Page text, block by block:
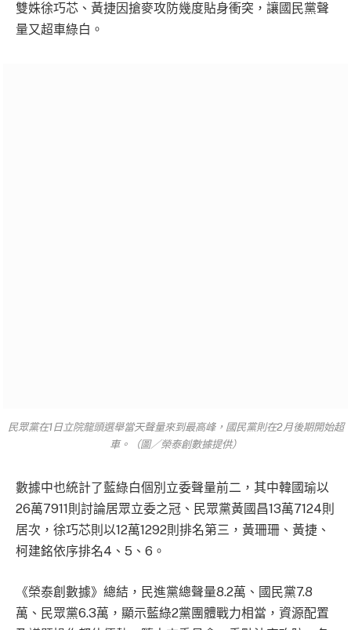
雙姝徐巧芯、黃捷因搶麥攻防幾度貼身衝突，讓國民黨聲
量又超車綠白。
民眾黨在1日立院龍頭選舉當天聲量來到最高峰，國民黨則在2月後期開始超
車。（圖／榮泰創數據提供）
數據中也統計了藍綠白個別立委聲量前二，其中韓國瑜以
26萬7911則討論居眾立委之冠、民眾黨黃國昌13萬7124則
居次，徐巧芯則以12萬1292則排名第三，黃珊珊、黃捷、
柯建銘依序排名4、5、6。
《榮泰創數據》總結，民進黨總聲量8.2萬、國民黨7.8
萬、民眾黨6.3萬，顯示藍綠2黨團體戰力相當，資源配置